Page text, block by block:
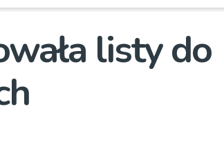
listy do